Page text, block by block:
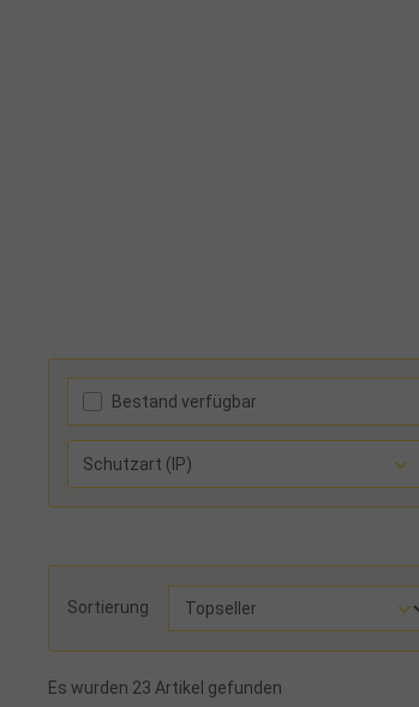
Bestand verfügbar
Schutzart (IP)
Sortierung
Es wurden 23 Artikel gefunden